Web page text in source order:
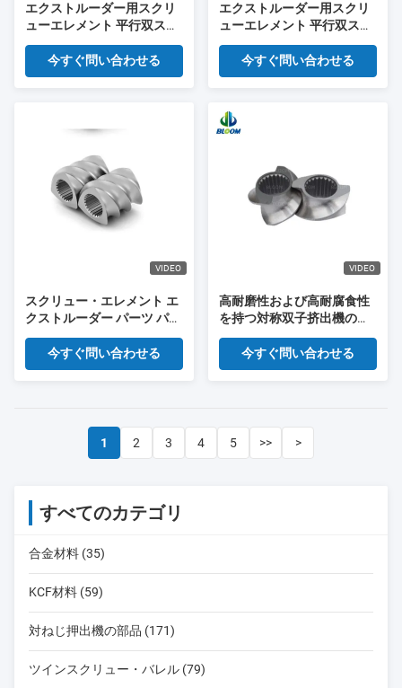
エクストルーダー用スクリ
ューエレメント 平行双スク
リューエクストルーダー用
スペアパーツ
今すぐ問い合わせる
エクストルーダー用スクリ
ューエレメント 平行双スク
リューエクストルーダー用
スペアパーツ
今すぐ問い合わせる
VIDEO
スクリュー・エレメント エ
クストルーダー パーツ パラ
レル・ツイン・スクルー・
エクストルーダ
今すぐ問い合わせる
VIDEO
高耐磨性および高耐腐食性
を持つ対称双子挤出機のス
ペアパーツ用のスクリュー
要素今すぐ問い合わせる
1 2 3 4 5 >> >
すべてのカテゴリ
合金材料 (35)
KCF材料 (59)
対ねじ押出機の部品 (171)
ツインスクリュー・バレル (79)